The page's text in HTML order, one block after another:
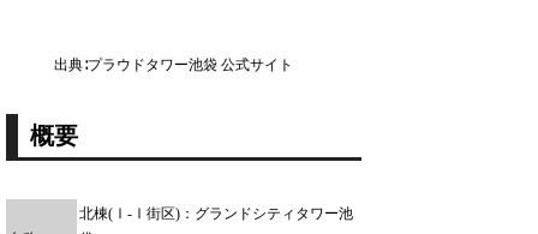
出典∶プラウドタワー池袋 公式サイト
概要
北棟(Ⅰ-Ⅰ街区)：グランドシティタワー池